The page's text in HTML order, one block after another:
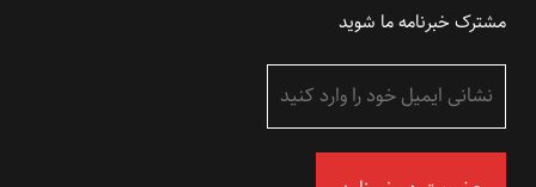
مشترک خبرنامه ما شوید